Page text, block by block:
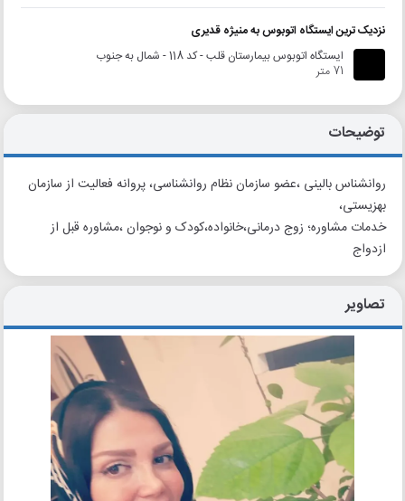
نزدیک ترین ایستگاه اتوبوس به منیژه قدیری
ایستگاه اتوبوس بیمارستان قلب - کد 118 - شمال به جنوب
71 متر
توضیحات
روانشناس بالینی ،عضو سازمان نظام روانشناسی، پروانه فعالیت از سازمان
بهزیستی،
خدمات مشاوره؛ زوج درمانی،خانواده،کودک و نوجوان ،مشاوره قبل از
ازدواج
تصاویر